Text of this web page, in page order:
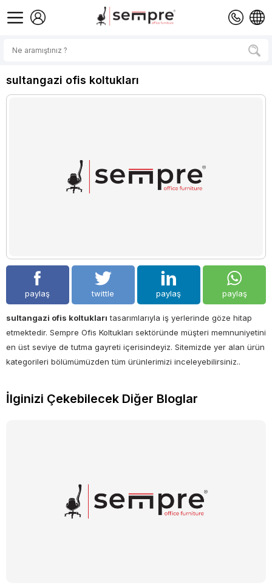
sultangazi ofis koltukları
paylaş twittle paylaş paylaş
sultangazi ofis koltukları tasarımlarıyla iş yerlerinde göze hitap
etmektedir. Sempre Ofis Koltukları sektöründe müşteri memnuniyetini
en üst seviye de tutma gayreti içerisindeyiz. Sitemizde yer alan ürün
kategorileri bölümümüzden tüm ürünlerimizi inceleyebilirsiniz..
İlginizi Çekebilecek Diğer Bloglar